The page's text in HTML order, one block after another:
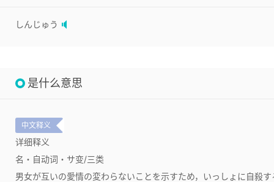
しんじゅう
是什么意思
中文释义
详细释义
名・自动词・サ变/三类
男女が互いの愛情の変わらないことを示すため，いっしょに自殺